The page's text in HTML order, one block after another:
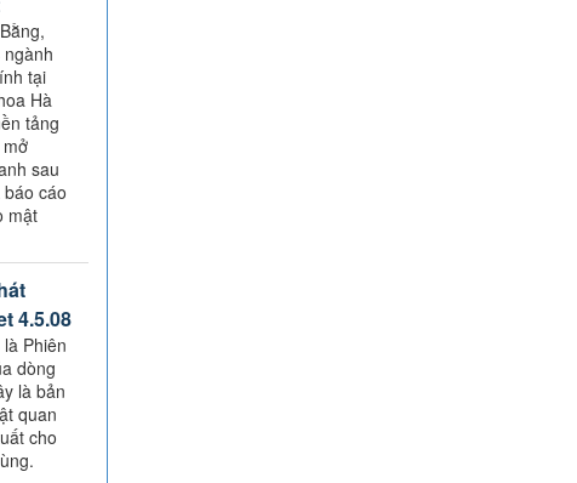
tại
Hà
tảng
sau
cáo
mật
4.5.08
Phiên
dòng
là bản
quan
cho